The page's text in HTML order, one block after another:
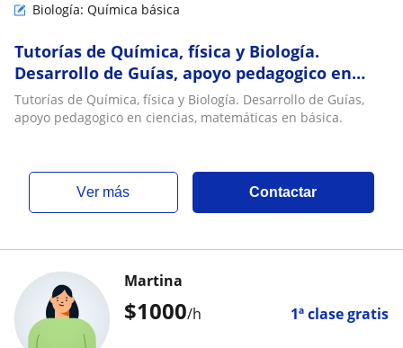
Biología: Química básica
Tutorías de Química, física y Biología.
Desarrollo de Guías, apoyo pedagogico en
ciencias, matemáticas en básica
Tutorías de Química, física y Biología. Desarrollo de Guías,
apoyo pedagogico en ciencias, matemáticas en básica.
ver más Contactar
$1000/h 1ª clase gratis
Martina